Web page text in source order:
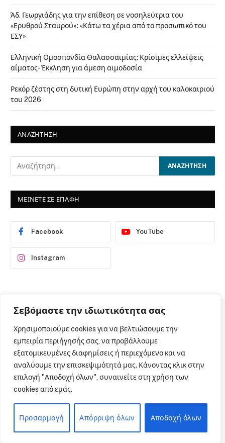
Σεβόμαστε την ιδιωτικότητα σας
Χρησιμοποιούμε cookies για να βελτιώσουμε την
εμπειρία περιήγησής σας, να προβάλλουμε
εξατομικευμένες διαφημίσεις ή περιεχόμενο και να
αναλύουμε την επισκεψιμότητά μας. Κάνοντας κλικ στην
επιλογή "Αποδοχή όλων", συναινείτε στη χρήση των
cookies από εμάς.
Προσαρμογή Απόρριψη όλων Αποδοχή όλων
Άδ. Γεωργιάδης για την επίθεση σε νοσηλεύτρια του
«Ερυθρού Σταυρού»: «Κάτω τα χέρια από το προσωπικό του
ΕΣΥ»
Ελληνική Ομοσπονδία Θαλασσαιμίας: Κρίσιμες ελλείψεις
αίματος- Έκκληση για άμεση αιμοδοσία
Ρεκόρ ζέστης στη δυτική Ευρώπη στην αρχή του καλοκαιριού
του 2026
ΑΝΑΖΗΤΗΣΗ
ΜΕΙΝΕΤΕ ΣΕ ΕΠΑΦΗ
Facebook YouTube
Instagram
ΤΑΥΤΟΤΗΤΑ
ΕΤΑΙΡΙΚΗ ΤΑΥΤΟΤΗΤΑ
MENU